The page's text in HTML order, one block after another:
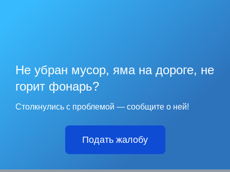
Не убран мусор, яма на дороге, не
горит фонарь?
Столкнулись с проблемой — сообщите о ней!
Подать жалобу